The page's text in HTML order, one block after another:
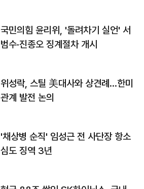
국민의힘 윤리위, '돌려차기 실언' 서
범수·진종오 징계절차 개시
위성락, 스틸 美대사와 상견례…한미
관계 발전 논의
'채상병 순직' 임성근 전 사단장 항소
심도 징역 3년